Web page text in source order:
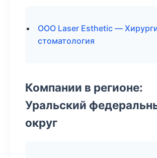
ООО Laser Esthetic —
стоматология
Компании в регионе:
Уральский
округ